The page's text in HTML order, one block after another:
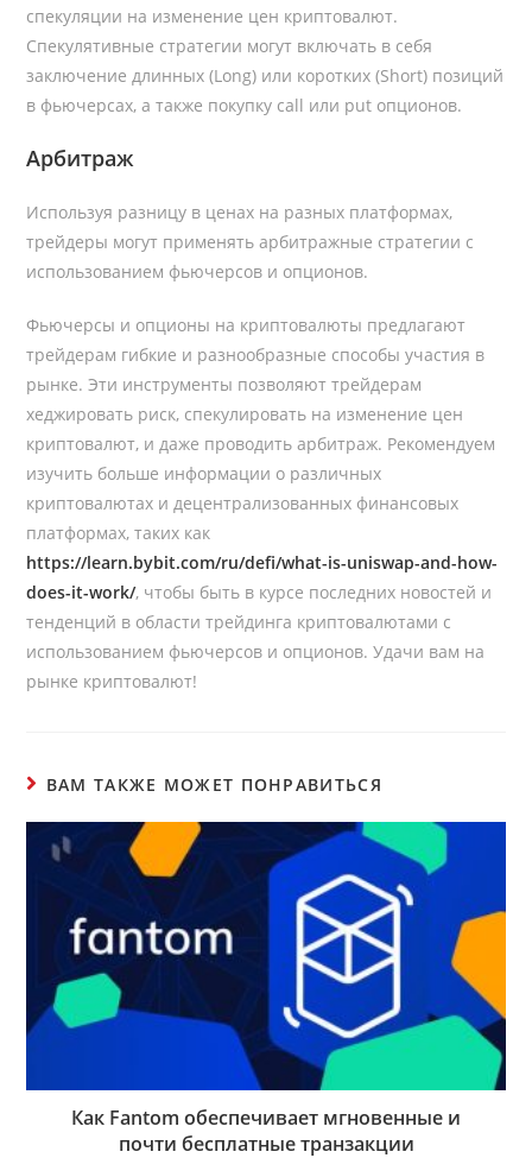
спекуляции на изменение цен криптовалют.
Спекулятивные стратегии могут включать в себя
заключение длинных (Long) или коротких (Short) позиций
в фьючерсах, а также покупку call или put опционов.
Арбитраж
Используя разницу в ценах на разных платформах,
трейдеры могут применять арбитражные стратегии с
использованием фьючерсов и опционов.
Фьючерсы и опционы на криптовалюты предлагают
трейдерам гибкие и разнообразные способы участия в
рынке. Эти инструменты позволяют трейдерам
хеджировать риск, спекулировать на изменение цен
криптовалют, и даже проводить арбитраж. Рекомендуем
изучить больше информации о различных
криптовалютах и децентрализованных финансовых
платформах, таких как
https://learn.bybit.com/ru/defi/what-is-uniswap-and-how-
does-it-work/, чтобы быть в курсе последних новостей и
тенденций в области трейдинга криптовалютами с
использованием фьючерсов и опционов. Удачи вам на
рынке криптовалют!
ВАМ ТАКЖЕ МОЖЕТ ПОНРАВИТЬСЯ
Как Fantom обеспечивает мгновенные и
почти бесплатные транзакции